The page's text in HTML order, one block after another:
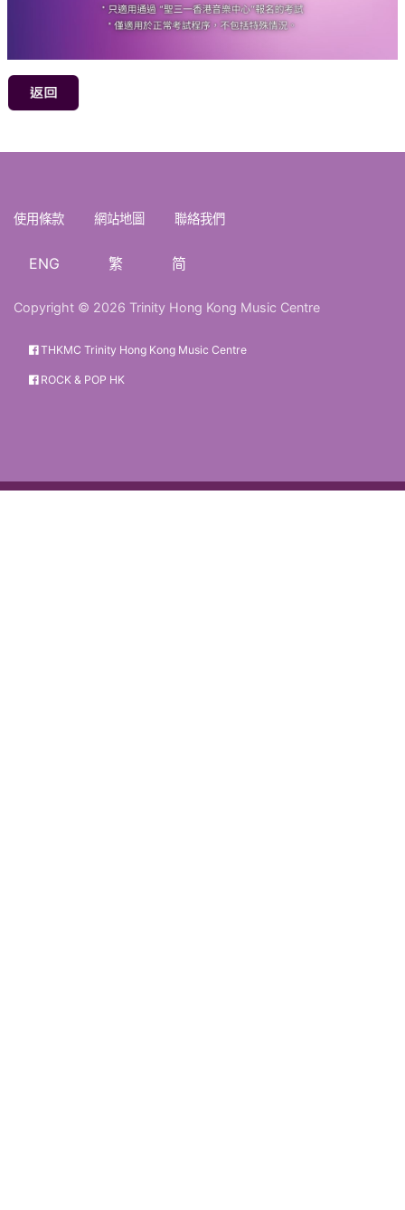
使用條款 網站地圖 聯絡我們
ENG 繁 简
Copyright © 2026 Trinity Hong Kong Music Centre
THKMC Trinity Hong Kong Music Centre
ROCK & POP HK